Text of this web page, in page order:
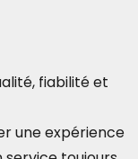
fiabilité et
une expérience